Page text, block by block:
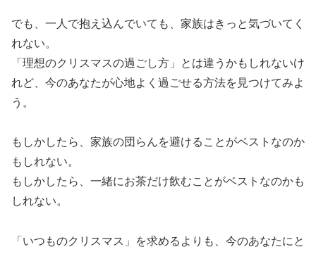
でも、一人で抱え込んでいても、家族はきっと気づいてく
れない。
「理想のクリスマスの過ごし方」とは違うかもしれないけ
れど、今のあなたが心地よく過ごせる方法を見つけてみよ
う。
もしかしたら、家族の団らんを避けることがベストなのか
もしれない。
もしかしたら、一緒にお茶だけ飲むことがベストなのかも
しれない。
「いつものクリスマス」を求めるよりも、今のあなたにと